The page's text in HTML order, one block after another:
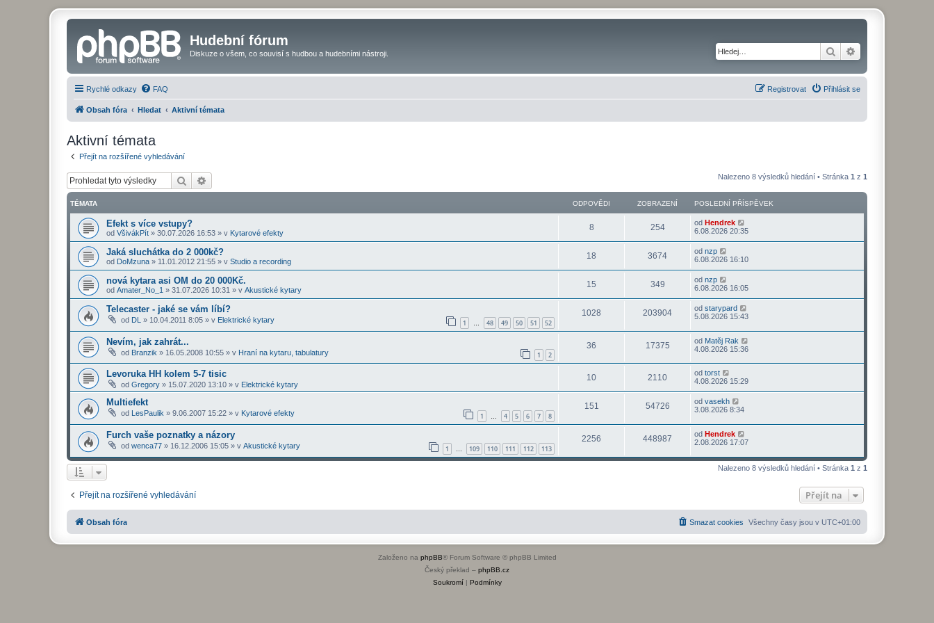
Hudební fórum
Diskuze o všem, co souvisí s hudbou a hudebními nástroji. Hledat
Rychlé odkazy FAQ Přihlásit se
Registrovat
Obsah fóra Hledat Aktivní témata
Aktivní témata
Přejít na rozšířené vyhledávání
Hledat Nalezeno 8 výsledků hledání • Stránka 1 z 1
TÉMATA ODPOVĚDI ZOBRAZENÍ POSLEDNÍ PŘÍSPĚVEK
Efekt s více vstupy?
od VšivákPít » 30.07.2026 16:53 » v Kytarové efekty
8 254 od Hendrek
6.08.2026 20:35
Jaká sluchátka do 2 000kč?
od DoMzuna » 11.01.2012 21:55 » v Studio a recording
18 3674 od nzp
6.08.2026 16:10
nová kytara asi OM do 20 000Kč.
od Amater_No_1 » 31.07.2026 10:31 » v Akustické kytary
15 349 od nzp
6.08.2026 16:05
Telecaster - jaké se vám líbí?
od DL » 10.04.2011 8:05 » v Elektrické kytary 1 … 48 49 50 51 52
1028 203904 od starypard
5.08.2026 15:43
Nevím, jak zahrát...
od Branzik » 16.05.2008 10:55 » v Hraní na kytaru, tabulatury 1 2
36 17375 od Matěj Rak
4.08.2026 15:36
Levoruka HH kolem 5-7 tisic
od Gregory » 15.07.2020 13:10 » v Elektrické kytary
10 2110 od torst
4.08.2026 15:29
Multiefekt
od LesPaulik » 9.06.2007 15:22 » v Kytarové efekty 1 … 4 5 6 7 8
151 54726 od vasekh
3.08.2026 8:34
Furch vaše poznatky a názory
od wenca77 » 16.12.2006 15:05 » v Akustické kytary 1 … 109 110 111 112 113
2256 448987 od Hendrek
2.08.2026 17:07
Nalezeno 8 výsledků hledání • Stránka 1 z 1
Přejít na rozšířené vyhledávání Přejít na
Obsah fóra Všechny časy jsou v UTC+01:00
Smazat cookies
Založeno na phpBB® Forum Software © phpBB Limited
Český překlad – phpBB.cz
Soukromí| Podmínky